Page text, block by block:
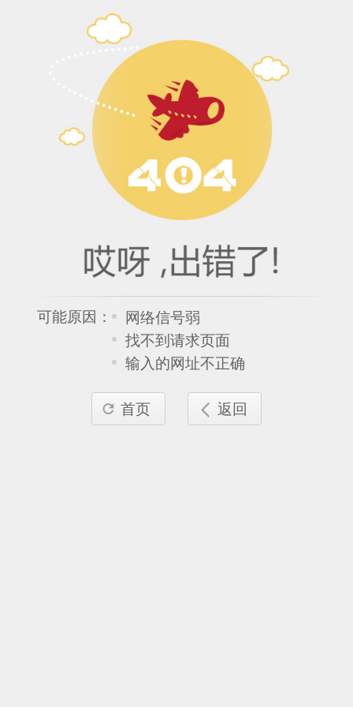
可能原因：
网络信号弱
找不到请求页面
输入的网址不正确
 首页  返回